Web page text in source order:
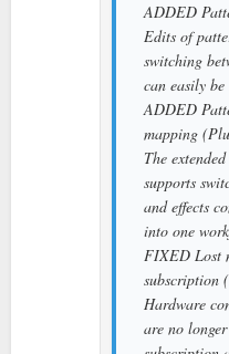
ADDED
Edits of
switching
can easily
ADDED
mapping
The
supports
and effects
into one
FIXED Lost
subscription
Hardware
are no